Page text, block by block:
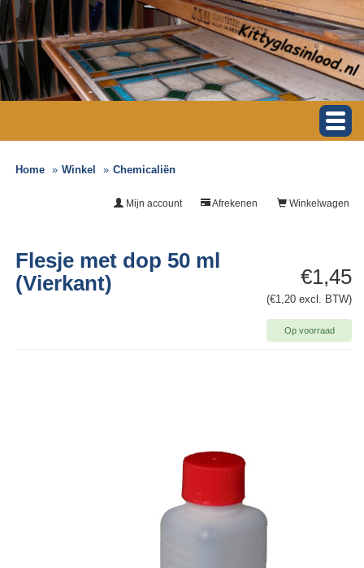
Home Winkel Chemicaliën
Winkelwagen
Afrekenen
Mijn account
€1,45
(€1,20 excl. BTW)
Op voorraad
Flesje met dop 50 ml
(Vierkant)